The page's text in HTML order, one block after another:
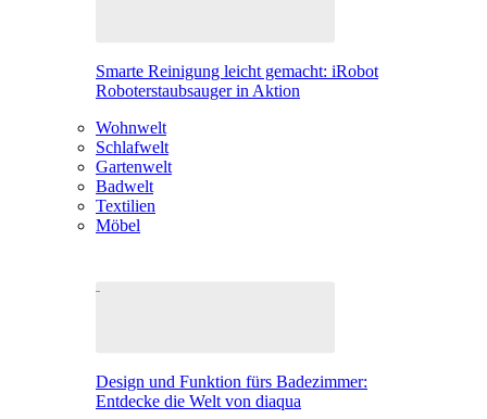
Smarte Reinigung leicht gemacht: iRobot
Roboterstaubsauger in Aktion
Wohnwelt
Schlafwelt
Gartenwelt
Badwelt
Textilien
Möbel
Design und Funktion fürs Badezimmer:
Entdecke die Welt von diaqua